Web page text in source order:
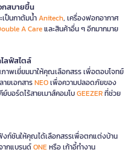
กสบายขึ้น
เป็นกาต้มน้ำAnitech, เครื่องฟอกอากาศ
A Careและสินค้าอื่น ๆ อีกมากมาย
ลฟ์สไตล์
าพเยี่ยมมาให้คุณเลือกสรร เพื่อตอบโจทย์
ายเอกสารNEOเพื่อความปลอดภัยของ
ย์บอร์ดไร้สายเมาส์คอมโบGEEZERที่ช่วย
ก์ชันให้คุณได้เลือกสรรเพื่อตกแต่งบ้าน
ากแบรนด์ONEหรือ เก้าอี้ทำงาน